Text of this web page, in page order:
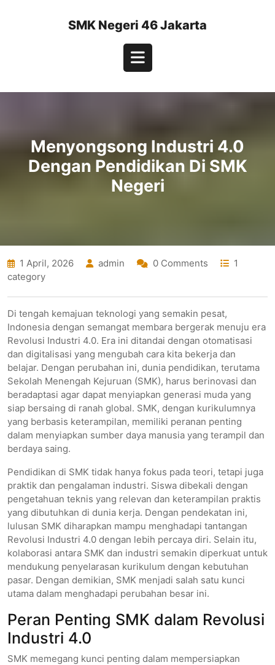
SMK Negeri 46 Jakarta
Open
Menyongsong Industri 4.0
Dengan Pendidikan Di SMK
Negeri
1 April, 2026 admin 0 Comments
1
category
Di tengah kemajuan teknologi yang semakin pesat,
Indonesia dengan semangat membara bergerak menuju era
Revolusi Industri 4.0. Era ini ditandai dengan otomatisasi
dan digitalisasi yang mengubah cara kita bekerja dan
belajar. Dengan perubahan ini, dunia pendidikan, terutama
Sekolah Menengah Kejuruan (SMK), harus berinovasi dan
beradaptasi agar dapat menyiapkan generasi muda yang
siap bersaing di ranah global. SMK, dengan kurikulumnya
yang berbasis keterampilan, memiliki peranan penting
dalam menyiapkan sumber daya manusia yang terampil dan
berdaya saing.
Pendidikan di SMK tidak hanya fokus pada teori, tetapi juga
praktik dan pengalaman industri. Siswa dibekali dengan
pengetahuan teknis yang relevan dan keterampilan praktis
yang dibutuhkan di dunia kerja. Dengan pendekatan ini,
lulusan SMK diharapkan mampu menghadapi tantangan
Revolusi Industri 4.0 dengan lebih percaya diri. Selain itu,
kolaborasi antara SMK dan industri semakin diperkuat untuk
mendukung penyelarasan kurikulum dengan kebutuhan
pasar. Dengan demikian, SMK menjadi salah satu kunci
utama dalam menghadapi perubahan besar ini.
Peran Penting SMK dalam Revolusi
Industri 4.0
SMK memegang kunci penting dalam mempersiapkan